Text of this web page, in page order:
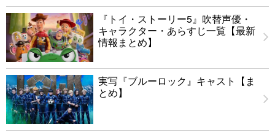
『トイ・ストーリー5』吹替声優・
キャラクター・あらすじ一覧【最新
情報まとめ】
実写『ブルーロック』キャスト【ま
とめ】